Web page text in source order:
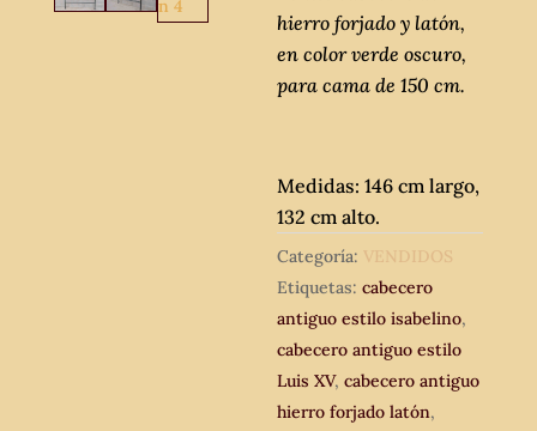
hierro forjado y latón,
en color verde oscuro,
para cama de 150 cm.
Medidas: 146 cm largo,
132 cm alto.
Categoría: VENDIDOS
Etiquetas:cabecero
antiguo estilo isabelino,
cabecero antiguo estilo
Luis XV,cabecero antiguo
hierro forjado latón,